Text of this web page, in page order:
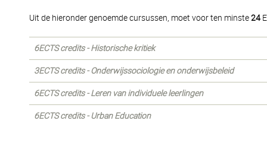
Uit de hieronder genoemde cursussen, moet voor ten minste24
6ECTS credits - Historische kritiek
3ECTS credits - Onderwijssociologie en onderwijsbeleid
6ECTS credits - Leren van individuele leerlingen
6ECTS credits - Urban Education